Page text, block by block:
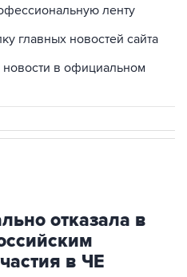
ленту
главных новостей сайта
в официальном
отказала в
в ЧЕ